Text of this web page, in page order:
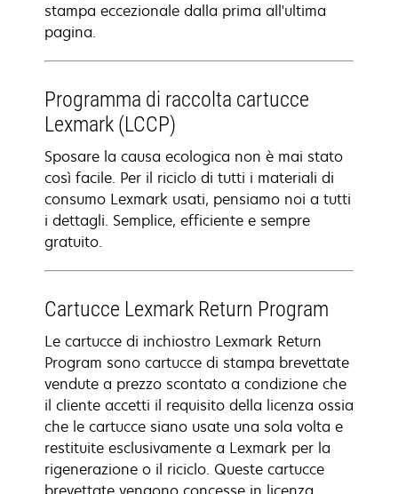
stampa eccezionale dalla prima all'ultima
pagina.
Programma di raccolta cartucce
Lexmark (LCCP)
Sposare la causa ecologica non è mai stato
così facile. Per il riciclo di tutti i materiali di
consumo Lexmark usati, pensiamo noi a tutti
i dettagli. Semplice, efficiente e sempre
gratuito.
Cartucce Lexmark Return Program
Le cartucce di inchiostro Lexmark Return
Program sono cartucce di stampa brevettate
vendute a prezzo scontato a condizione che
il cliente accetti il requisito della licenza ossia
che le cartucce siano usate una sola volta e
restituite esclusivamente a Lexmark per la
rigenerazione o il riciclo. Queste cartucce